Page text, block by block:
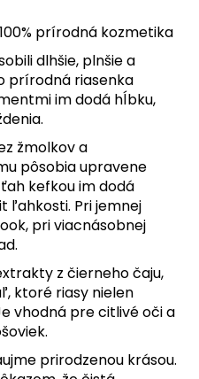
100% prírodná kozmetika
dlhšie, plnšie a
prírodná riasenka
im dodá hĺbku,
žmolkov a
pôsobia upravene
kefkou im dodá
ľahkosti. Pri jemnej
pri viacnásobnej
z čierneho čaju,
ktoré riasy nielen
vhodná pre citlivé oči a
prirodzenou krásou.